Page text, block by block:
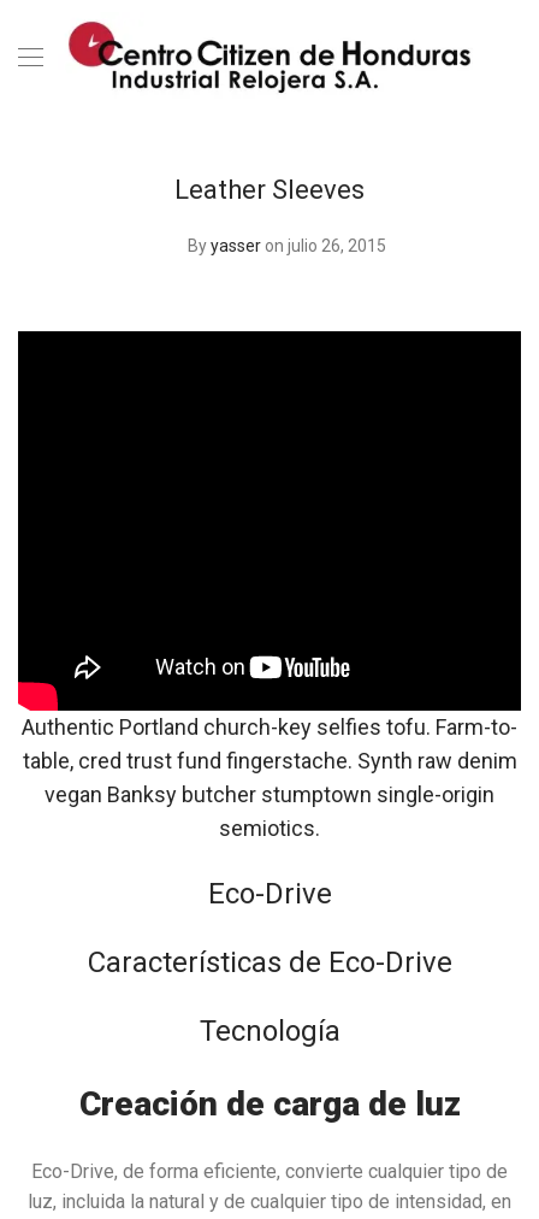
Leather Sleeves
Byyasser on julio 26, 2015
Authentic Portland church-key selfies tofu. Farm-to-
table, cred trust fund fingerstache. Synth raw denim
vegan Banksy butcher stumptown single-origin
semiotics.
Eco-Drive
Características de Eco-Drive
Tecnología
Creación de carga de luz
Eco-Drive, de forma eficiente, convierte cualquier tipo de
luz, incluida la natural y de cualquier tipo de intensidad, en